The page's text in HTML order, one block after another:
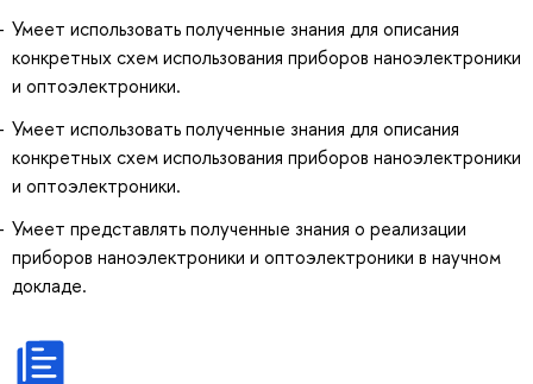
Умеет использовать полученные знания для описания
конкретных схем использования приборов наноэлектроники
и оптоэлектроники.
Умеет использовать полученные знания для описания
конкретных схем использования приборов наноэлектроники
и оптоэлектроники.
Умеет представлять полученные знания о реализации
приборов наноэлектроники и оптоэлектроники в научном
докладе.